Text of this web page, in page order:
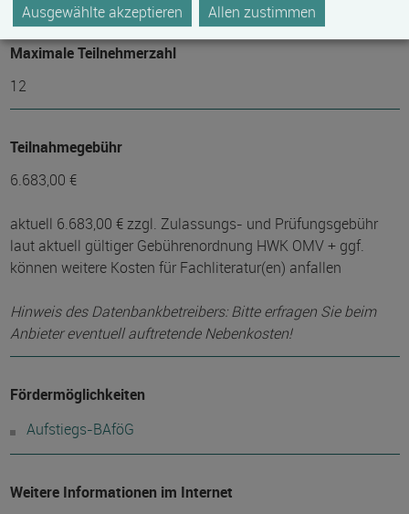
Maximale Teilnehmerzahl
12
Teilnahmegebühr
6.683,00 €
aktuell 6.683,00 € zzgl. Zulassungs- und Prüfungsgebühr
laut aktuell gültiger Gebührenordnung HWK OMV + ggf.
können weitere Kosten für Fachliteratur(en) anfallen
Hinweis des Datenbankbetreibers: Bitte erfragen Sie beim
Anbieter eventuell auftretende Nebenkosten!
Fördermöglichkeiten
Aufstiegs-BAföG
Weitere Informationen im Internet
Ausgewählte akzeptieren Allen zustimmen